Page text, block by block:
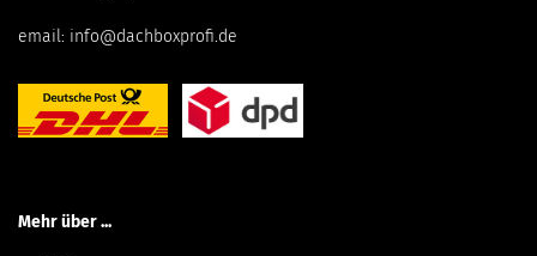
email: info@dachboxprofi.de
Mehr über ...